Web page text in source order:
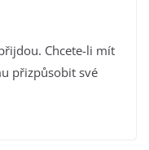
Chcete-li mít
přizpůsobit své